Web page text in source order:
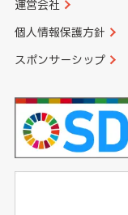
運営会社
個人情報保護方針
スポンサーシップ